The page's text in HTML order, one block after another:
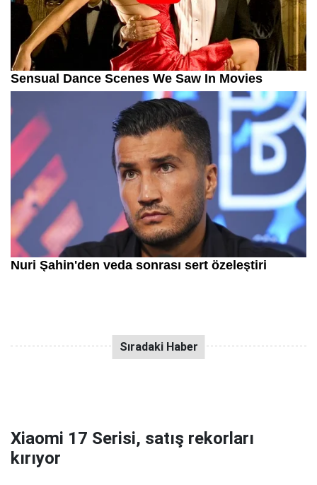
Xiaomi 17 Serisi, satış rekorları
kırıyor